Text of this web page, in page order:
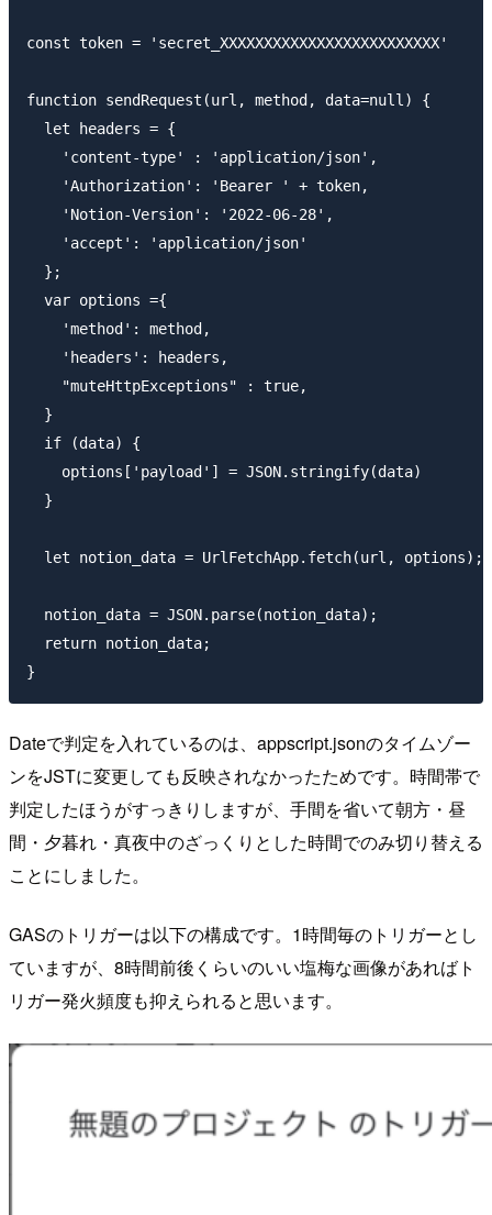
const token = 'secret_XXXXXXXXXXXXXXXXXXXXXXXXX'
function sendRequest(url, method, data=null) {
  let headers = {
    'content-type' : 'application/json',
    'Authorization': 'Bearer ' + token,
    'Notion-Version': '2022-06-28',
    'accept': 'application/json'
  };
  var options ={
    'method': method,
    'headers': headers,
    "muteHttpExceptions" : true,
  }
  if (data) {
    options['payload'] = JSON.stringify(data)
  }
  let notion_data = UrlFetchApp.fetch(url, options);
  notion_data = JSON.parse(notion_data);
  return notion_data;
Dateで判定を入れているのは、appscript.jsonのタイムゾー
ンをJSTに変更しても反映されなかったためです。時間帯で
判定したほうがすっきりしますが、手間を省いて朝方・昼
間・夕暮れ・真夜中のざっくりとした時間でのみ切り替える
ことにしました。
GASのトリガーは以下の構成です。1時間毎のトリガーとし
ていますが、8時間前後くらいのいい塩梅な画像があればト
リガー発火頻度も抑えられると思います。